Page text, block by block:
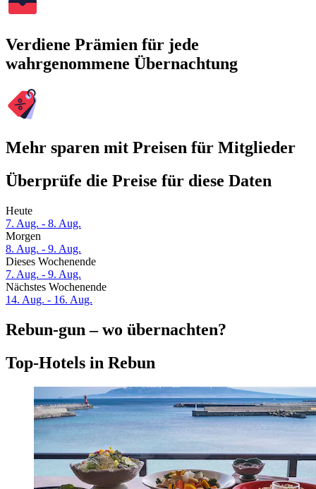
Verdiene Prämien für jede
wahrgenommene Übernachtung
Mehr sparen mit Preisen für Mitglieder
Überprüfe die Preise für diese Daten
Heute
7. Aug. - 8. Aug.
Morgen
8. Aug. - 9. Aug.
Dieses Wochenende
7. Aug. - 9. Aug.
Nächstes Wochenende
14. Aug. - 16. Aug.
Rebun-gun – wo übernachten?
Top-Hotels in Rebun